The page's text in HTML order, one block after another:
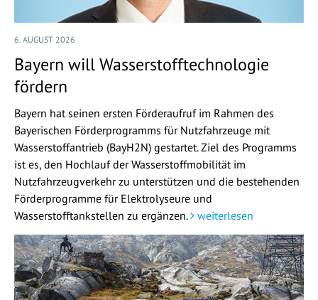
6. AUGUST 2026
Bayern will Wasserstofftechnologie
fördern
Bayern hat seinen ersten Förderaufruf im Rahmen des
Bayerischen Förderprogramms für Nutzfahrzeuge mit
Wasserstoffantrieb (BayH2N) gestartet. Ziel des Programms
ist es, den Hochlauf der Wasserstoffmobilität im
Nutzfahrzeugverkehr zu unterstützen und die bestehenden
Förderprogramme für Elektrolyseure und
Wasserstofftankstellen zu ergänzen.
weiterlesen